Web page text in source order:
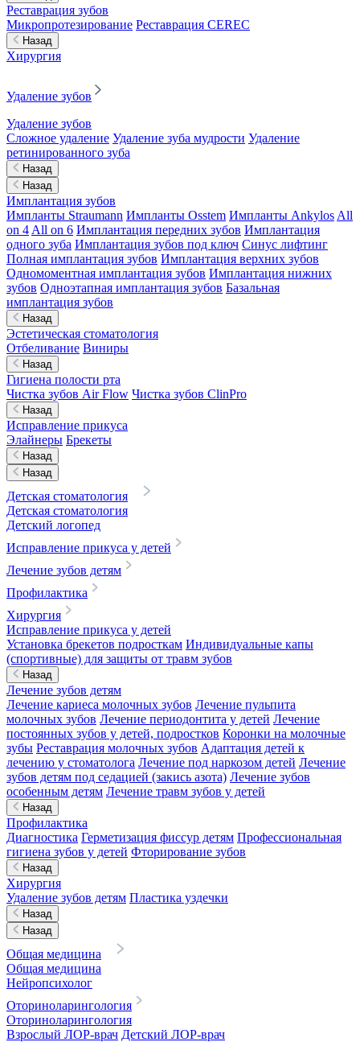
Реставрация зубов
Микропротезирование Реставрация CEREC
Назад
Хирургия
Удаление зубов
Удаление зубов
Сложное удаление Удаление зуба мудрости Удаление
ретинированного зуба
Назад
Назад
Имплантация зубов
Импланты Straumann Импланты Osstem Импланты Ankylos All
on 4 All on 6 Имплантация передних зубов Имплантация
одного зуба Имплантация зубов под ключ Синус лифтинг
Полная имплантация зубов Имплантация верхних зубов
Одномоментная имплантация зубов Имплантация нижних
зубов Одноэтапная имплантация зубов Базальная
имплантация зубов
Назад
Эстетическая стоматология
Отбеливание Виниры
Назад
Гигиена полости рта
Чистка зубов Air Flow Чистка зубов ClinPro
Назад
Исправление прикуса
Элайнеры Брекеты
Назад
Назад
Детская стоматология
Детская стоматология
Детский логопед
Исправление прикуса у детей
Лечение зубов детям
Профилактика
Хирургия
Исправление прикуса у детей
Установка брекетов подросткам Индивидуальные капы
(спортивные) для защиты от травм зубов
Назад
Лечение зубов детям
Лечение кариеса молочных зубов Лечение пульпита
молочных зубов Лечение периодонтита у детей Лечение
постоянных зубов у детей, подростков Коронки на молочные
зубы Реставрация молочных зубов Адаптация детей к
лечению у стоматолога Лечение под наркозом детей Лечение
зубов детям под седацией (закись азота) Лечение зубов
особенным детям Лечение травм зубов у детей
Назад
Профилактика
Диагностика Герметизация фиссур детям Профессиональная
гигиена зубов у детей Фторирование зубов
Назад
Хирургия
Удаление зубов детям Пластика уздечки
Назад
Назад
Общая медицина
Общая медицина
Нейропсихолог
Оториноларингология
Оториноларингология
Взрослый ЛОР-врач Детский ЛОР-врач